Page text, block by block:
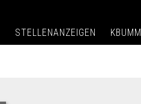
STELLENANZEIGEN KBUMM